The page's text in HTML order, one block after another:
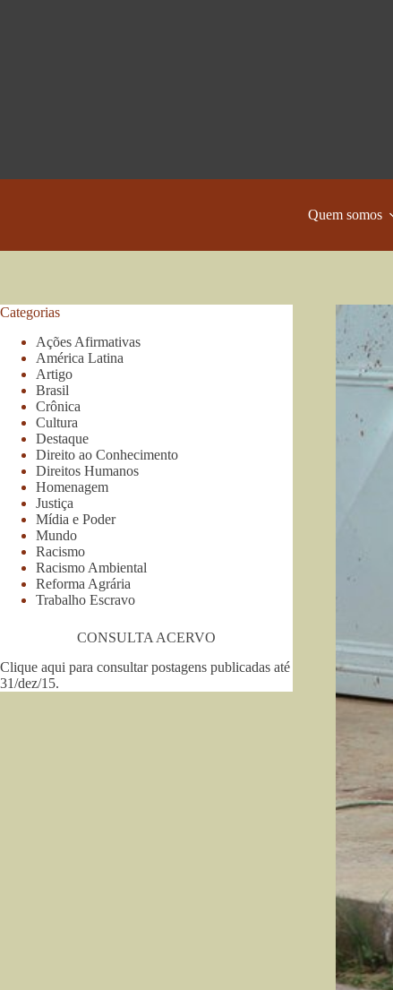
Quem somos
Categorias
Ações Afirmativas
América Latina
Artigo
Brasil
Crônica
Cultura
Destaque
Direito ao Conhecimento
Direitos Humanos
Homenagem
Justiça
Mídia e Poder
Mundo
Racismo
Racismo Ambiental
Reforma Agrária
Trabalho Escravo
CONSULTA ACERVO
Clique aqui para consultar postagens publicadas até
31/dez/15.